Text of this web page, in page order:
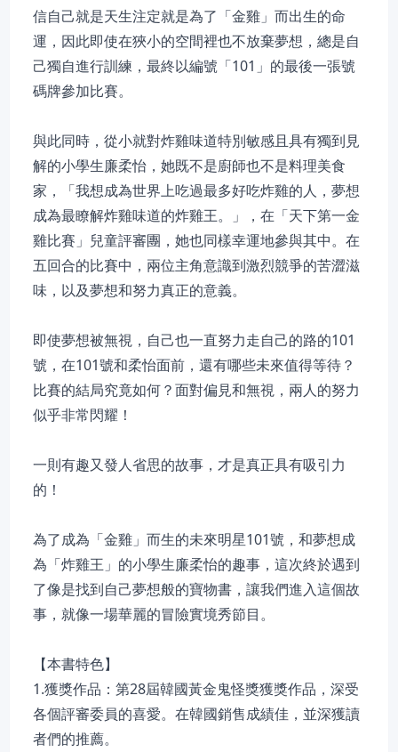
信自己就是天生注定就是為了「金雞」而出生的命
運，因此即使在狹小的空間裡也不放棄夢想，總是自
己獨自進行訓練，最終以編號「101」的最後一張號
碼牌參加比賽。
與此同時，從小就對炸雞味道特別敏感且具有獨到見
解的小學生廉柔怡，她既不是廚師也不是料理美食
家，「我想成為世界上吃過最多好吃炸雞的人，夢想
成為最瞭解炸雞味道的炸雞王。」，在「天下第一金
雞比賽」兒童評審團，她也同樣幸運地參與其中。在
五回合的比賽中，兩位主角意識到激烈競爭的苦澀滋
味，以及夢想和努力真正的意義。
即使夢想被無視，自己也一直努力走自己的路的101
號，在101號和柔怡面前，還有哪些未來值得等待？
比賽的結局究竟如何？面對偏見和無視，兩人的努力
似乎非常閃耀！
一則有趣又發人省思的故事，才是真正具有吸引力
的！
為了成為「金雞」而生的未來明星101號，和夢想成
為「炸雞王」的小學生廉柔怡的趣事，這次終於遇到
了像是找到自己夢想般的寶物書，讓我們進入這個故
事，就像一場華麗的冒險實境秀節目。
【本書特色】
1.獲獎作品：第28屆韓國黃金鬼怪獎獲獎作品，深受
各個評審委員的喜愛。在韓國銷售成績佳，並深獲讀
者們的推薦。